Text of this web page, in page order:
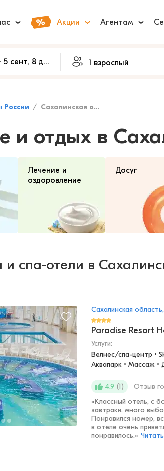
Акции Агентам
России Сахалинская область
и отдых в
Лечение и
оздоровление
Досуг
и спа-отели в
Сахалинская
Paradise Resort
Услуги:
Велнес/спа-центр •
Аквапарк • Массаж •
4.9 (1)
Отзыв
«Классный отель, с
завтраки, много
Понравился номер,
в отеле очень
понравилось.»